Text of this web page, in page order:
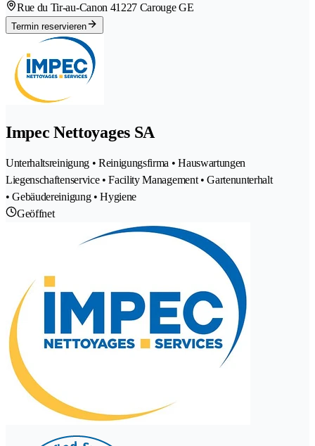
Rue du Tir-au-Canon 41227 Carouge GE
Termin reservieren
Impec Nettoyages SA
Unterhaltsreinigung • Reinigungsfirma • Hauswartungen
Liegenschaftenservice • Facility Management • Gartenunterhalt
• Gebäudereinigung • Hygiene
Geöffnet